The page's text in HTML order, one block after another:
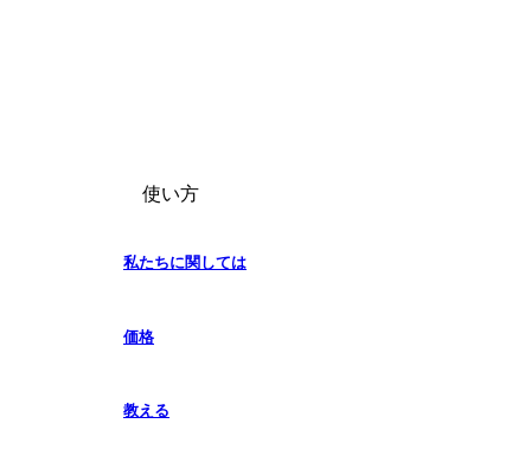
使い方
私たちに関しては
価格
教える